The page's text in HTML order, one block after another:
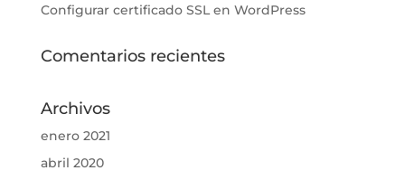
Configurar certificado SSL en WordPress
Comentarios recientes
Archivos
enero 2021
abril 2020